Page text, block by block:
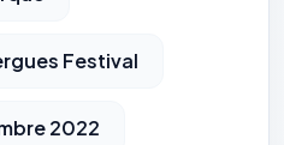
Festival
2022